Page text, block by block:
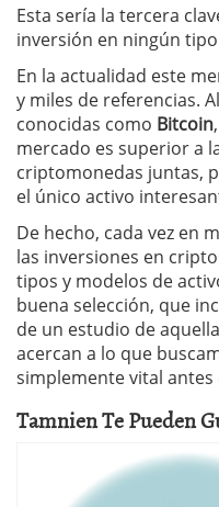
Esta sería la tercera
inversión en ningún
En la actualidad este
y miles de referencias.
conocidas como Bitcoin
mercado es superior a
criptomonedas juntas,
el único activo
De hecho, cada vez en
las inversiones en
tipos y modelos de
buena selección, que
de un estudio de
acercan a lo que
simplemente vital
Tamnien Te Pueden